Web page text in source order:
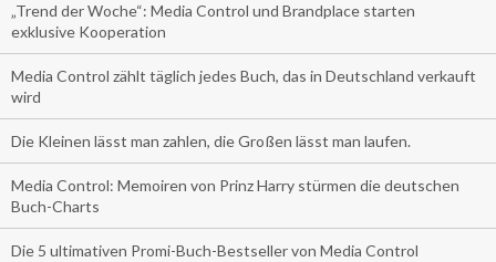
„Trend der Woche“: Media Control und Brandplace starten
exklusive Kooperation
Media Control zählt täglich jedes Buch, das in Deutschland verkauft
wird
Die Kleinen lässt man zahlen, die Großen lässt man laufen.
Media Control: Memoiren von Prinz Harry stürmen die deutschen
Buch-Charts
Die 5 ultimativen Promi-Buch-Bestseller von Media Control